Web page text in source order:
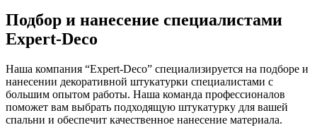
Подбор и нанесение специалистами
Expert-Deco
Наша компания “Expert-Deco” специализируется на подборе и
нанесении декоративной штукатурки специалистами с
большим опытом работы. Наша команда профессионалов
поможет вам выбрать подходящую штукатурку для вашей
спальни и обеспечит качественное нанесение материала.